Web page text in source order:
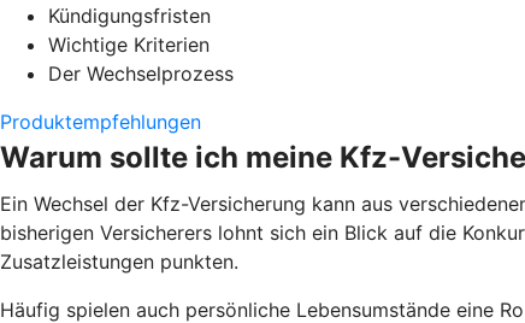
Kündigungsfristen
Wichtige Kriterien
Der Wechselprozess
Produktempfehlungen
Warum sollte ich meine Kfz-
Ein Wechsel der Kfz-Versicherung kann aus
bisherigen Versicherers lohnt sich ein Blick auf die
Zusatzleistungen punkten.
Häufig spielen auch persönliche Lebensumstände eine